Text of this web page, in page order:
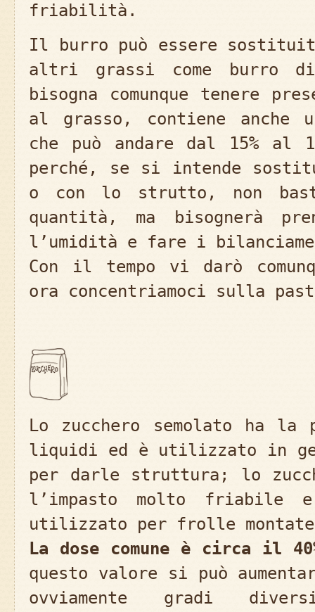
friabilità.
Il burro può essere
altri grassi come burro
bisogna comunque tenere
al grasso, contiene anche
che può andare dal 15% al
perché, se si intende
o con lo strutto, non
quantità, ma bisognerà
l’umidità e fare i
Con il tempo vi darò
ora concentriamoci sulla
Lo zucchero semolato ha
liquidi ed è utilizzato in
per darle struttura; lo
l’impasto molto friabile
utilizzato per frolle
La dose comune è circa il
questo valore si può
ovviamente gradi